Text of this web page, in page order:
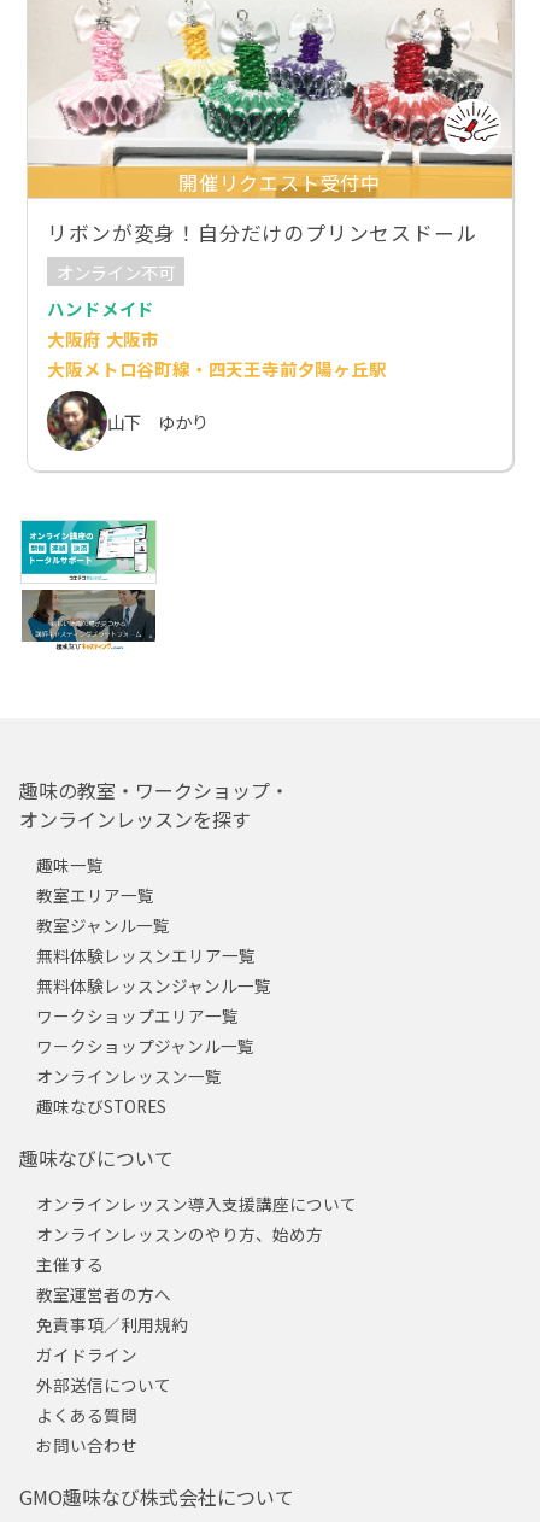
開催リクエスト受付中
リボンが変身！自分だけのプリンセスドール
オンライン不可
ハンドメイド
大阪府 大阪市
大阪メトロ谷町線・四天王寺前夕陽ヶ丘駅
山下 ゆかり
趣味の教室・ワークショップ・
オンラインレッスンを探す
趣味一覧
教室エリア一覧
教室ジャンル一覧
無料体験レッスンエリア一覧
無料体験レッスンジャンル一覧
ワークショップエリア一覧
ワークショップジャンル一覧
オンラインレッスン一覧
趣味なびSTORES
趣味なびについて
オンラインレッスン導入支援講座について
オンラインレッスンのやり方、始め方
主催する
教室運営者の方へ
免責事項／利用規約
ガイドライン
外部送信について
よくある質問
お問い合わせ
GMO趣味なび株式会社について